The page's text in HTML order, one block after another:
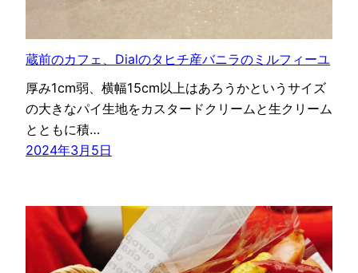
蔵前のカフェ、Dialのタヒチ産バニラのミルフィーユ
厚み1cm弱、横幅15cm以上はあろうかというサイズ
の大きなパイ生地をカスタードクリームと生クリーム
とともに積…
2024年3月5日